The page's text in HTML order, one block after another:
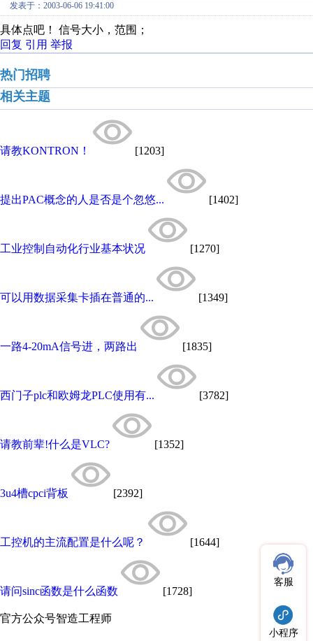
发表于：2003-06-06 19:41:00
具体点吧！ 信号大小，范围；
回复 引用 举报
热门招聘
相关主题
请教KONTRON！ [1203]
提出PAC概念的人是否是个忽悠... [1402]
工业控制自动化行业基本状况 [1270]
可以用数据采集卡插在普通的... [1349]
一路4-20mA信号进，两路出 [1835]
西门子plc和欧姆龙PLC使用有... [3782]
请教前辈!什么是VLC? [1352]
3u4槽cpci背板 [2392]
工控机的主流配置是什么呢？ [1644]
请问sinc函数是什么函数 [1728]
官方公众号智造工程师
客服
小程序